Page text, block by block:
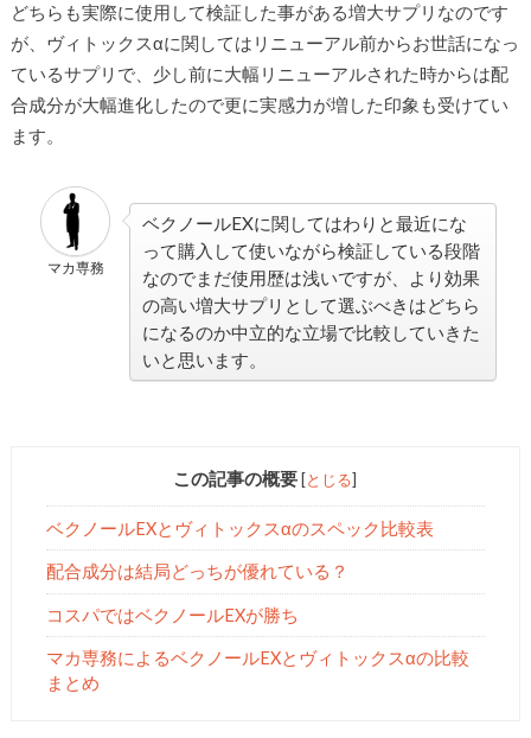
どちらも実際に使用して検証した事がある増大サプリなのです
が、ヴィトックスαに関してはリニューアル前からお世話になっ
ているサプリで、少し前に大幅リニューアルされた時からは配
合成分が大幅進化したので更に実感力が増した印象も受けてい
ます。
マカ専務
ベクノールEXに関してはわりと最近にな
って購入して使いながら検証している段階
なのでまだ使用歴は浅いですが、より効果
の高い増大サプリとして選ぶべきはどちら
になるのか中立的な立場で比較していきた
いと思います。
この記事の概要 [とじる]
ベクノールEXとヴィトックスαのスペック比較表
配合成分は結局どっちが優れている？
コスパではベクノールEXが勝ち
マカ専務によるベクノールEXとヴィトックスαの比較
まとめ